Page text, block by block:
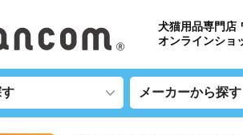
犬猫用品専門店
オンラインショ